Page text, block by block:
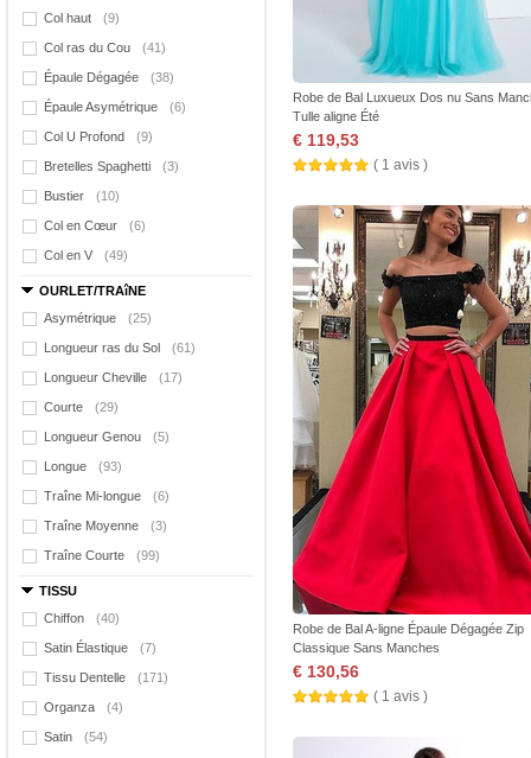
Col haut (9)
Col ras du Cou (41)
Épaule Dégagée (38)
Épaule Asymétrique (6)
Col U Profond (9)
Bretelles Spaghetti (3)
Bustier (10)
Col en Cœur (6)
Col en V (49)
OURLET/TRAîNE
Asymétrique
(25)
Longueur ras du Sol (61)
Longueur Cheville (17)
Courte (29)
Longueur Genou (5)
Longue (93)
Traîne Mi-longue (6)
Traîne Moyenne (3)
Traîne Courte (99)
TISSU
Chiffon
(40)
Satin Élastique (7)
Tissu Dentelle (171)
Organza (4)
Satin (54)
Robe de Bal Luxueux Dos nu Sans
Tulle aligne Été
€ 119,53
( 1 avis )
Robe de Bal A-ligne Épaule Dégagée Zip
Classique Sans Manches
€ 130,56
( 1 avis )